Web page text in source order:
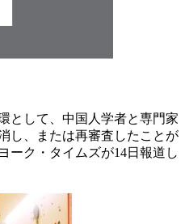
として、中国人学者と専門家
し、または再審査したことが
ーク・タイムズが14日報道し